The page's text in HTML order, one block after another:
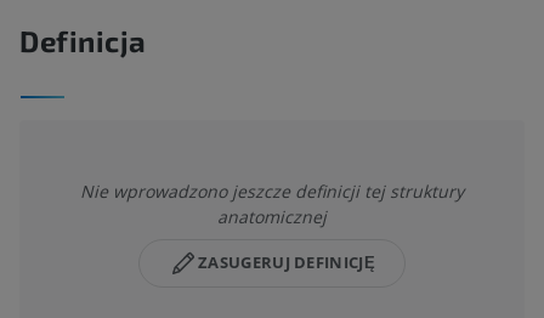
Definicja
Nie wprowadzono jeszcze definicji tej struktury
anatomicznej
ZASUGERUJ DEFINICJĘ